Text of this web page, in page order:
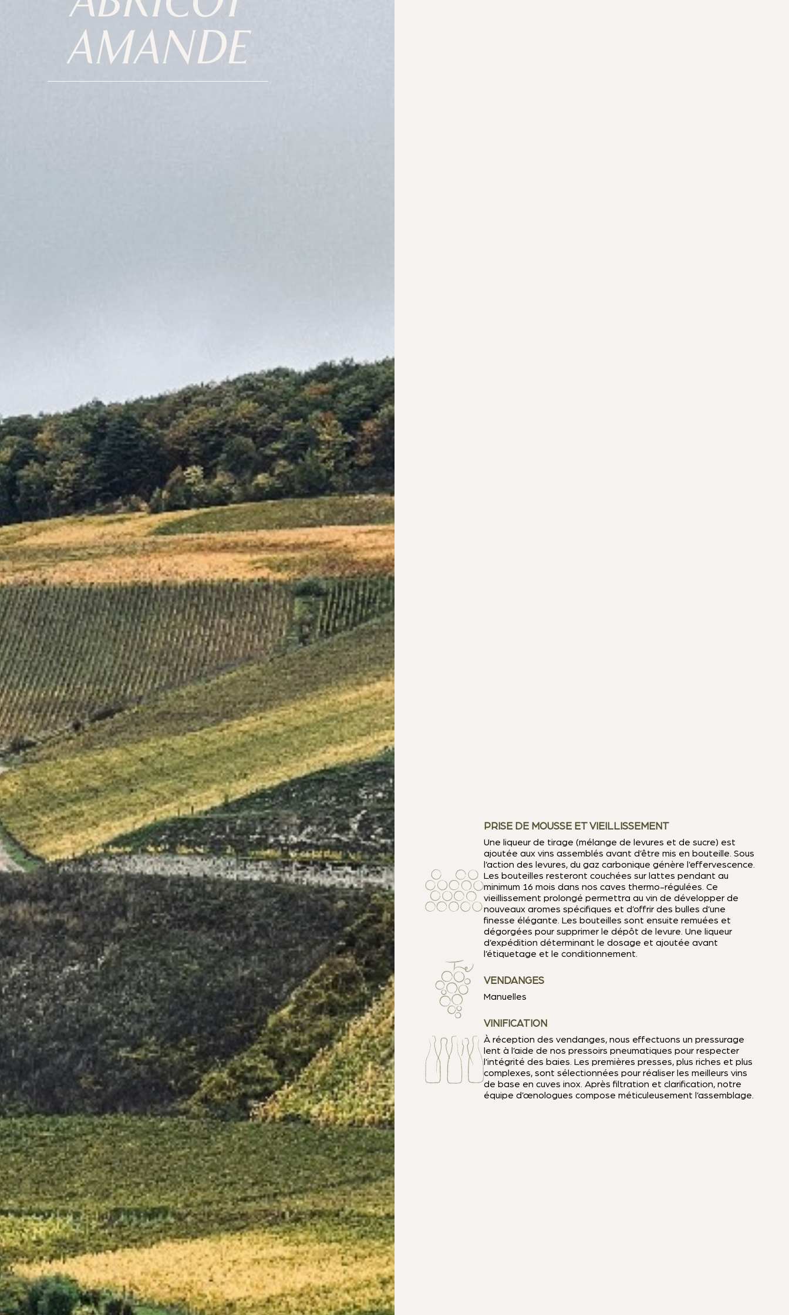
AMANDE
PRISE DE MOUSSE ET VIEILLISSEMENT
Une liqueur de tirage (mélange de levures et de sucre) est
ajoutée aux vins assemblés avant d’être mis en bouteille. Sous
l’action des levures, du gaz carbonique génère l’effervescence.
Les bouteilles resteront couchées sur lattes pendant au
minimum 16 mois dans nos caves thermo-régulées. Ce
vieillissement prolongé permettra au vin de développer de
nouveaux aromes spécifiques et d’offrir des bulles d’une
finesse élégante. Les bouteilles sont ensuite remuées et
dégorgées pour supprimer le dépôt de levure. Une liqueur
d’expédition déterminant le dosage et ajoutée avant
l’étiquetage et le conditionnement.
VENDANGES
Manuelles
VINIFICATION
À réception des vendanges, nous effectuons un pressurage
lent à l’aide de nos pressoirs pneumatiques pour respecter
l’intégrité des baies. Les premières presses, plus riches et plus
complexes, sont sélectionnées pour réaliser les meilleurs vins
de base en cuves inox. Après filtration et clarification, notre
équipe d’œnologues compose méticuleusement l’assemblage.